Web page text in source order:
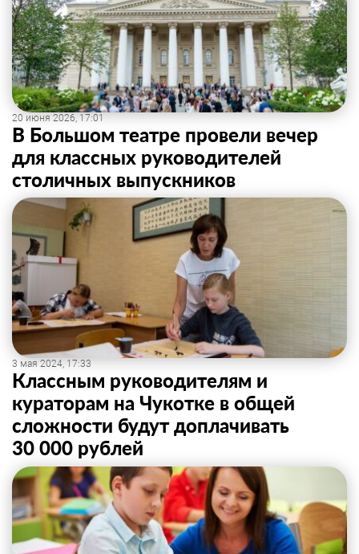
20 июня 2026, 17:01
В Большом театре провели вечер
для классных руководителей
столичных выпускников
3 мая 2024, 17:33
Классным руководителям и
кураторам на Чукотке в общей
сложности будут доплачивать
30 000 рублей